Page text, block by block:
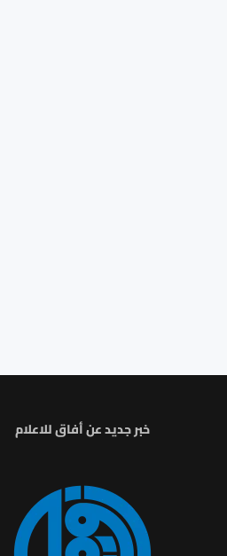
خبر جديد عن أفاق للاعلام